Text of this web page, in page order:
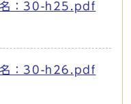
名：30-h25.pdf
名：30-h26.pdf